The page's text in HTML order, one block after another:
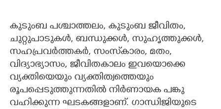
കുടുംബ പശ്ചാത്തലം, കുടുംബ ജീവിതം,
ചുറ്റുപാടുകൾ, ബന്ധുക്കൾ, സുഹൃത്തുക്കൾ,
സഹപ്രവർത്തകർ, സംസ്‌കാരം, മതം,
വിദ്യാഭ്യാസം, ജീവിതകാലം ഇവയൊക്കെ
വ്യക്തിയെയും വ്യക്തിത്വത്തെയും
രൂപപ്പെടുത്തുന്നതിൽ നിർണായക പങ്കു
വഹിക്കുന്ന ഘടകങ്ങളാണ്. ഗാന്ധിജിയുടെ